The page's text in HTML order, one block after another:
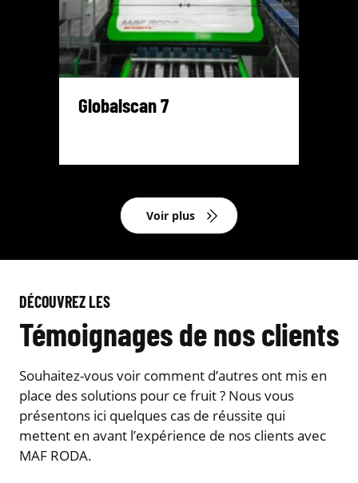
Globalscan 7
Voir plus
DÉCOUVREZ LES
Témoignages de nos clients
Souhaitez-vous voir comment d’autres ont mis en
place des solutions pour ce fruit ? Nous vous
présentons ici quelques cas de réussite qui
mettent en avant l’expérience de nos clients avec
MAF RODA.